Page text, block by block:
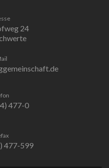
24
477-0
477-599